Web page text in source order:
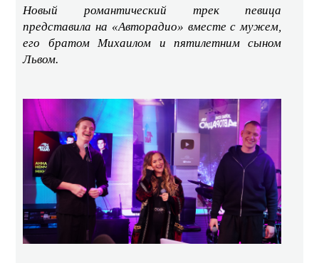
Новый романтический трек певица
представила на «Авторадио» вместе с мужем,
его братом Михаилом и пятилетним сыном
Львом.